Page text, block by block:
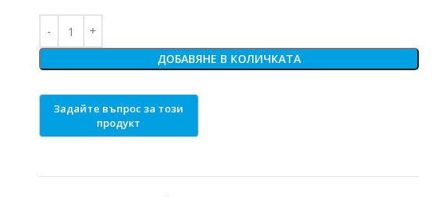
ДОБАВЯНЕ В КОЛИЧКАТА